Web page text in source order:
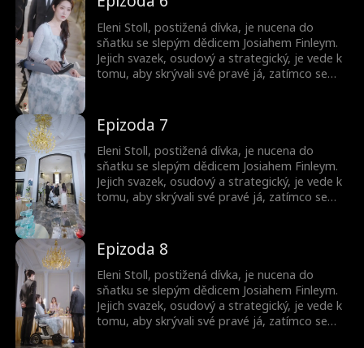
mistra.
Eleni Stoll, postižená dívka, je nucena do
sňatku se slepým dědicem Josiahem Finleym.
Jejich svazek, osudový a strategický, je vede k
tomu, aby skrývali své pravé já, zatímco se
technologií a odhalují tajemství zmizelého
mistra.
Epizoda 7
Eleni Stoll, postižená dívka, je nucena do
sňatku se slepým dědicem Josiahem Finleym.
Jejich svazek, osudový a strategický, je vede k
tomu, aby skrývali své pravé já, zatímco se
technologií a odhalují tajemství zmizelého
mistra.
Epizoda 8
Eleni Stoll, postižená dívka, je nucena do
sňatku se slepým dědicem Josiahem Finleym.
Jejich svazek, osudový a strategický, je vede k
tomu, aby skrývali své pravé já, zatímco se